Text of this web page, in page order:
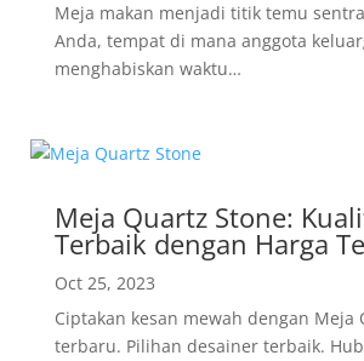
Meja makan menjadi titik temu
Anda, tempat di mana anggota
menghabiskan waktu…
Meja Quartz Stone:
Terbaik dengan Harga
Oct 25, 2023
Ciptakan kesan mewah dengan Meja
terbaru. Pilihan desainer terbaik.